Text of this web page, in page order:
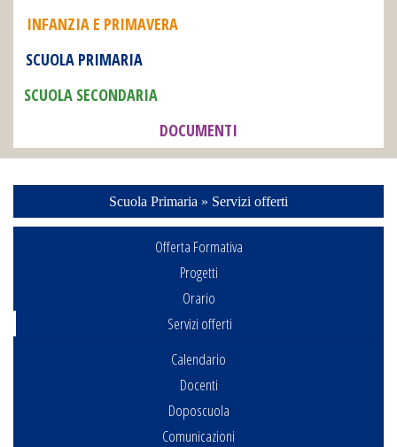
INFANZIA E PRIMAVERA
SCUOLA PRIMARIA
SCUOLA SECONDARIA
DOCUMENTI
Scuola Primaria » Servizi offerti
Offerta Formativa
Progetti
Orario
Servizi offerti
Calendario
Docenti
Doposcuola
Comunicazioni